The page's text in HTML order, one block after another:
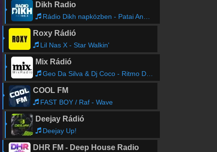
Dikh Radio
Rádio Dikh napközben - Patai Anna- Baranyi Tomi
Roxy Rádió
Lil Nas X - Star Walkin'
Mix Rádió
Geo Da Silva & Dj Coco - Ritmo De La Noche (Dj Samuel Kimko Extended)
COOL FM
FAST BOY / Raf - Wave
Deejay Rádió
Deejay Up!
DHR FM - Deep House Radio